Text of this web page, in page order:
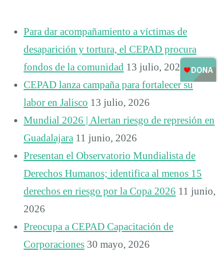
Para dar acompañamiento a víctimas de
desaparición y tortura, el CEPAD procura
fondos de la comunidad 13 julio, 2026
CEPAD lanza campaña para fortalecer su
labor en Jalisco 13 julio, 2026
Mundial 2026 | Alertan riesgo de represión en
Guadalajara 11 junio, 2026
Presentan el Observatorio Mundialista de
Derechos Humanos; identifica al menos 15
derechos en riesgo por la Copa 2026 11 junio,
2026
Preocupa a CEPAD Capacitación de
Corporaciones 30 mayo, 2026